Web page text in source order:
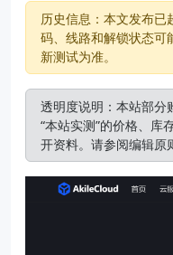
历史信息：本文发布
码、线路和解锁状态可
新测试为准。
透明度说明：本站部分
“本站实测”的价格、库
开资料。请参阅编辑原